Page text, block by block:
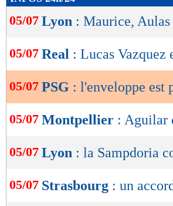
de
lecture
OK
05/07 Lyon : Maurice, Aulas
05/07 Real : Lucas Vazquez
05/07 PSG : l'enveloppe est
05/07 Montpellier : Aguilar
05/07 Lyon : la Sampdoria
05/07 Strasbourg : un